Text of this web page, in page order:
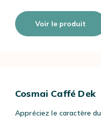
Voir le produit
Cosmai Caffé Dek
Appréciez le caractère du